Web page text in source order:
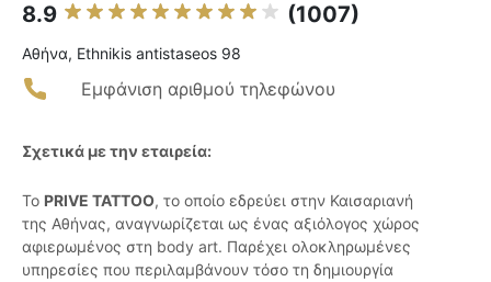
8.9 (1007)
Αθήνα, Ethnikis antistaseos 98
Εμφάνιση αριθμού τηλεφώνου
Σχετικά με την εταιρεία:
Το PRIVE TATTOO, το οποίο εδρεύει στην Καισαριανή
της Αθήνας, αναγνωρίζεται ως ένας αξιόλογος χώρος
αφιερωμένος στη body art. Παρέχει ολοκληρωμένες
υπηρεσίες που περιλαμβάνουν τόσο τη δημιουργία